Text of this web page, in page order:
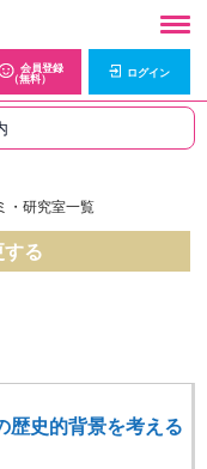
会員登録
（無料）
ログイン
・研究室一覧
する
歴史的背景を考える